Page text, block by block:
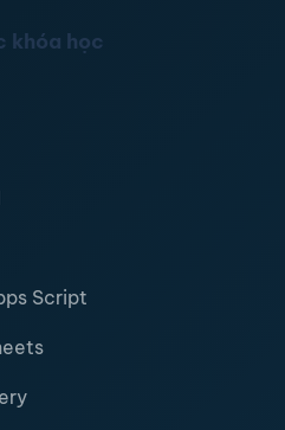
khóa học
Script